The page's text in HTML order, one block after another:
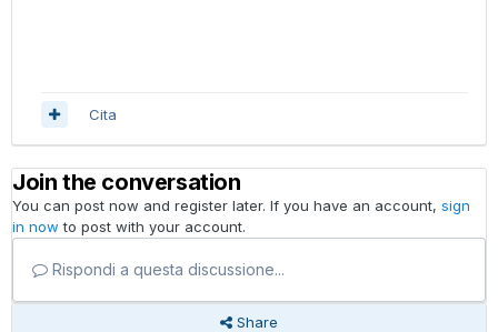
Cita
Join the conversation
You can post now and register later. If you have an account, sign
in now to post with your account.
Rispondi a questa discussione...
Share